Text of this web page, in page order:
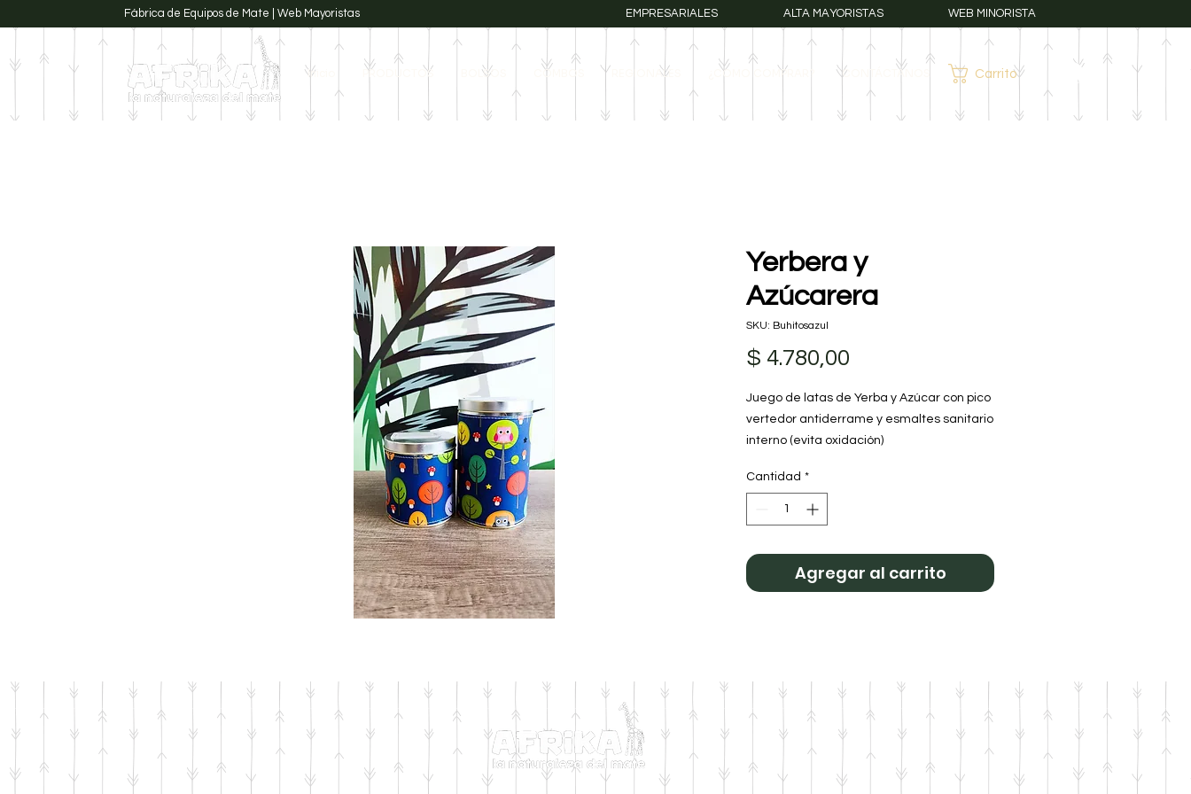
Fábrica de Equipos de Mate | Web Mayoristas EMPRESARIALES ALTA MAYORISTAS WEB MINORISTA
Inicio PRODUCTOS BOLSOS COMBOS REGIONALES ¿COMO COMPRAR? CONTÁCTANOS Carrito Iniciar sesión
Yerbera y
Azúcarera
SKU: Buhitosazul
$ 4.780,00
Juego de latas de Yerba y Azúcar con pico
vertedor antiderrame y esmaltes sanitario
interno (evita oxidación)
Medida Yerbera: 90mm de diámetro y
145mm de altura.
Mediada Azúcarera: 90mm de diámetro y
Color: Buhitos Azul
Cantidad *
Agregar al carrito